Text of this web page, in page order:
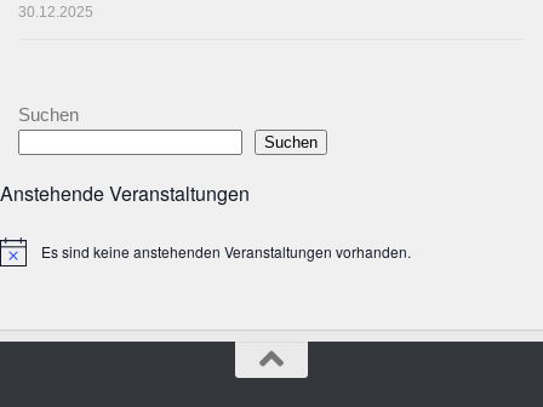
30.12.2025
Suchen
Suchen
Anstehende Veranstaltungen
HinweisEs sind keine anstehenden Veranstaltungen vorhanden.